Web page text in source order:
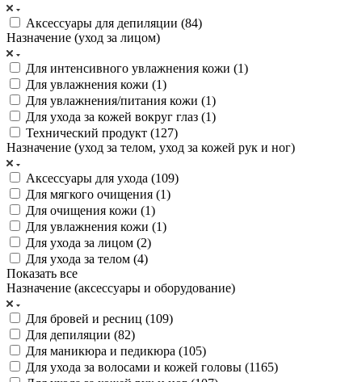
Аксессуары для депиляции (84)
Назначение (уход за лицом)
Для интенсивного увлажнения кожи (1)
Для увлажнения кожи (1)
Для увлажнения/питания кожи (1)
Для ухода за кожей вокруг глаз (1)
Технический продукт (127)
Назначение (уход за телом, уход за кожей рук и ног)
Аксессуары для ухода (109)
Для мягкого очищения (1)
Для очищения кожи (1)
Для увлажнения кожи (1)
Для ухода за лицом (2)
Для ухода за телом (4)
Показать все
Назначение (аксессуары и оборудование)
Для бровей и ресниц (109)
Для депиляции (82)
Для маникюра и педикюра (105)
Для ухода за волосами и кожей головы (1165)